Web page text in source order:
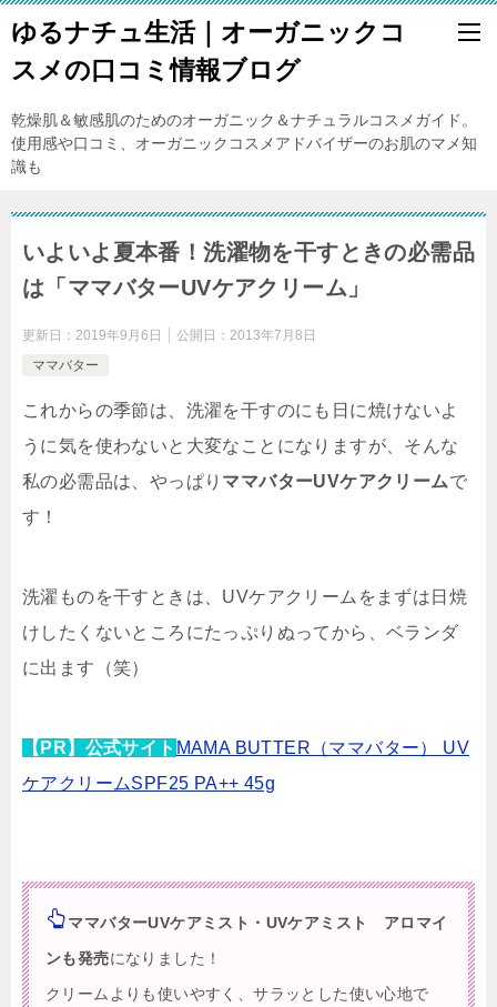
ゆるナチュ生活｜オーガニックコ
スメの口コミ情報ブログ
乾燥肌＆敏感肌のためのオーガニック＆ナチュラルコスメガイド。
使用感や口コミ、オーガニックコスメアドバイザーのお肌のマメ知
識も
いよいよ夏本番！洗濯物を干すときの必需品
は「ママバターUVケアクリーム」
更新日： 2019年9月6日 公開日： 2013年7月8日
ママバター
これからの季節は、洗濯を干すのにも日に焼けないよ
うに気を使わないと大変なことになりますが、そんな
私の必需品は、やっぱり ママバターUVケアクリームで
す！
洗濯ものを干すときは、UVケアクリームをまずは日焼
けしたくないところにたっぷりぬってから、ベランダ
に出ます（笑）
【PR】公式サイト MAMA BUTTER（ママバター） UV
ケアクリームSPF25 PA++ 45g
ママバターUVケアミスト・UVケアミスト アロマイ
ンも発売になりました！
クリームよりも使いやすく、サラッとした使い心地で